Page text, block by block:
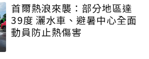
首爾熱浪來襲：部分地區達
39度 灑水車、避暑中心全面
動員防止熱傷害